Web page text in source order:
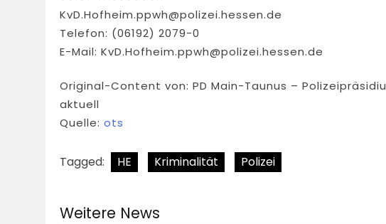
KvD.Hofheim.ppwh@polizei.hessen.de
Telefon: (06192) 2079-0
E-Mail: KvD.Hofheim.ppwh@polizei.hessen.de
Original-Content von: PD Main-Taunus –
aktuell
Quelle: ots
Tagged: HE Kriminalität Polizei
Weitere News